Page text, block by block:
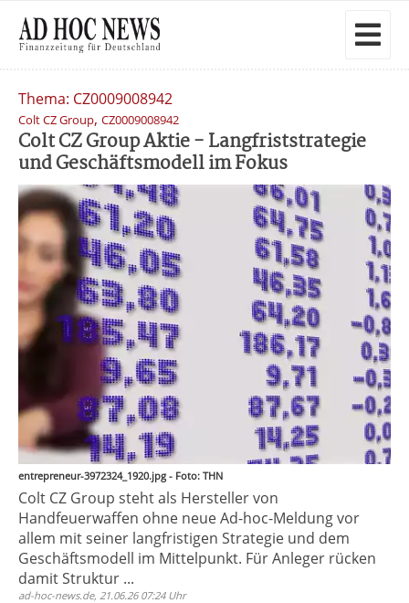
Thema: CZ0009008942
Colt CZ Group, CZ0009008942
Colt CZ Group Aktie - Langfriststrategie
und Geschäftsmodell im Fokus
entrepreneur-3972324_1920.jpg - Foto: THN
Colt CZ Group steht als Hersteller von
Handfeuerwaffen ohne neue Ad-hoc-Meldung vor
allem mit seiner langfristigen Strategie und dem
Geschäftsmodell im Mittelpunkt. Für Anleger rücken
damit Struktur ...
ad-hoc-news.de, 21.06.26 07:24 Uhr